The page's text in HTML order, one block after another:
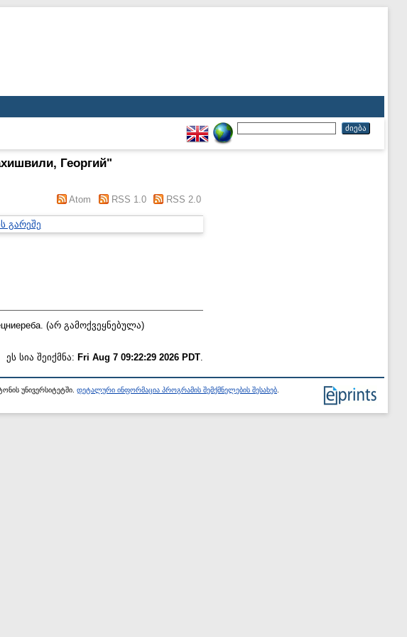
Георгий"
Atom RSS 1.0 RSS 2.0
გარეშე
(არ გამოქვეყნებულა)
ეს სია შეიქმნა: Fri Aug 7 09:22:29 2026 PDT
უნივერსიტეტში. დეტალური ინფორმაცია პროგრამის შემქმნელების შესახებ